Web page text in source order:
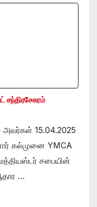
அவர்கள் 15.04.2025
கல்முனை YMCA
சபையின்
…